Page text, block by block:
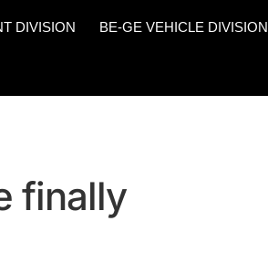
DIVISION BE-GE VEHICLE DIVISION
finally